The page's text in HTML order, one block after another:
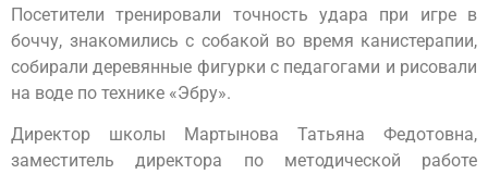
Посетители тренировали точность удара при игре в
боччу, знакомились с собакой во время канистерапии,
собирали деревянные фигурки с педагогами и рисовали
на воде по технике «Эбру».
Директор школы Мартынова Татьяна Федотовна,
заместитель директора по методической работе